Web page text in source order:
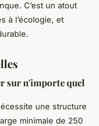
C’est un atout
à l’écologie, et
sur n'importe quel
une structure
minimale de 250